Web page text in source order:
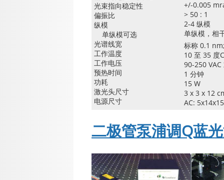
光束指向稳定性
偏振比
纵模
单纵模可选
光谱线宽
工作温度
工作电压
预热时间
功耗
激光头尺寸
电源尺寸
+/-0.005
> 50 : 1
2-4 纵模
单纵模，相
标称 0.1
10 至 35 度C
90-250 VAC
1 分钟
15 W
3 x 3 x 12
AC:
二极管泵浦调Q蓝